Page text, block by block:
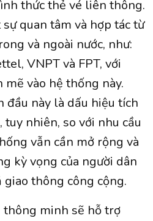
thức thẻ vé liên thông.
quan tâm và hợp tác từ
và ngoài nước, như:
VNPT và FPT, với
vào hệ thống này.
đầu này là dấu hiệu tích
tuy nhiên, so với nhu cầu
vẫn cần mở rộng và
kỳ vọng của người dân
giao thông công cộng.
minh sẽ hỗ trợ